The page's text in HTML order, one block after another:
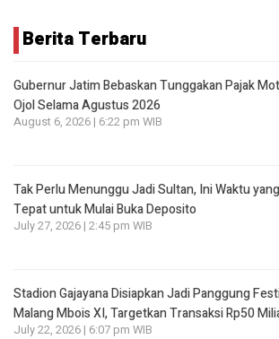
Berita Terbaru
Gubernur Jatim Bebaskan Tunggakan Pajak
Ojol Selama Agustus 2026
August 6, 2026 | 6:22 pm WIB
Tak Perlu Menunggu Jadi Sultan, Ini Waktu yang
Tepat untuk Mulai Buka Deposito
July 27, 2026 | 2:45 pm WIB
Stadion Gajayana Disiapkan Jadi Panggung
Malang Mbois XI, Targetkan Transaksi Rp50
July 22, 2026 | 6:07 pm WIB